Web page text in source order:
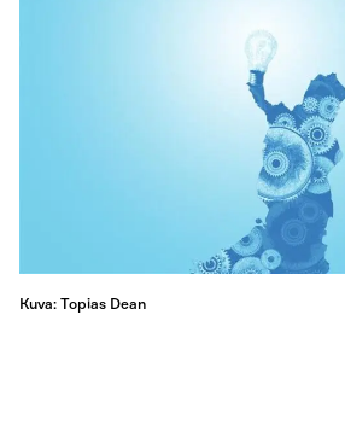
Kuva: Topias Dean